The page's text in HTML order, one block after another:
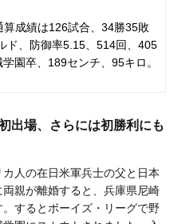
算成績は126試合、34勝35敗
ド、防御率5.15、514回、405
園卒、189センチ、95キロ。
出場、さらには初勝利にも
人の在日米軍兵士の父と日本
親が離婚すると、兵庫県尼崎
するとボーイズ・リーグで野